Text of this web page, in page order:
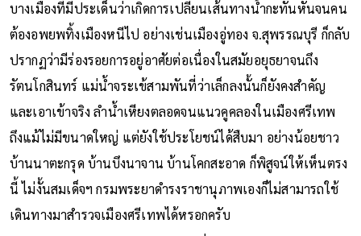
บางเมืองที่มีประเด็นว่าเกิดการเปลี่ยนเส้นทางน้ำกะทันหันจนคน
ต้องอพยพทิ้งเมืองหนีไป อย่างเช่นเมืองอู่ทอง จ.สุพรรณบุรี ก็กลับ
ปรากฏว่ามีร่องรอยการอยู่อาศัยต่อเนื่องในสมัยอยุธยาจนถึง
รัตนโกสินทร์ แม่น้ำจระเข้สามพันที่ว่าเล็กลงนั้นก็ยังคงสำคัญ
และเอาเข้าจริง ลำน้ำเหียงตลอดจนแนวคูคลองในเมืองศรีเทพ
ถึงแม้ไม่มีขนาดใหญ่ แต่ยังใช้ประโยชน์ได้สืบมา อย่างน้อยชาว
บ้านนาตะกรุด บ้านบึงนาจาน บ้านโคกสะอาด ก็พิสูจน์ให้เห็นตรง
นี้ ไม่งั้นสมเด็จฯ กรมพระยาดำรงราชานุภาพเองก็ไม่สามารถใช้
เดินทางมาสำรวจเมืองศรีเทพได้หรอกครับ